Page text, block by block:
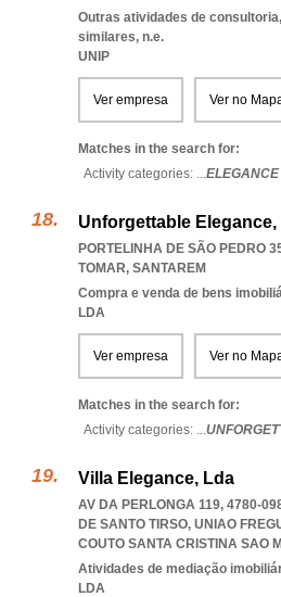
Outras atividades de
similares, n.e.
UNIP
Ver empresa Ver no
Matches in the search for:
Activity categories: ...
Unforgettable Elegance,
PORTELINHA DE SÃO PEDRO
TOMAR, SANTAREM
Compra e venda de bens
LDA
Ver empresa Ver no
Matches in the search for:
Activity categories: ...
Villa Elegance, Lda
AV DA PERLONGA 119, 4780-
DE SANTO TIRSO, UNIAO
COUTO SANTA CRISTINA SAO
Atividades de mediação
LDA